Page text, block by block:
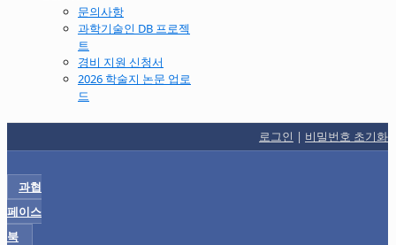
문의사항
과학기술인 DB 프로젝
트
경비 지원 신청서
2026 학술지 논문 업로
드
로그인 | 비밀번호 초기화
과협
페이스
북